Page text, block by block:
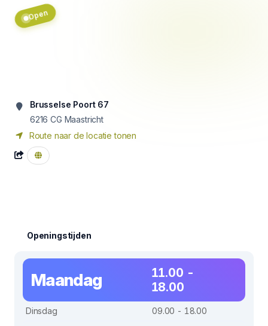
Open
Brusselse Poort 67
6216 CG Maastricht
Route naar de locatie tonen
Openingstijden
Maandag
11.00 -
18.00
Dinsdag
09.00 - 18.00